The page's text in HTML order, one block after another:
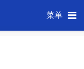
菜单